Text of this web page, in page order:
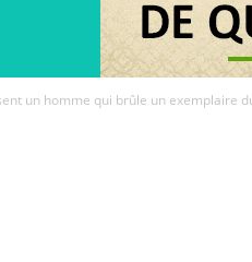
un homme qui brûle un exemplaire